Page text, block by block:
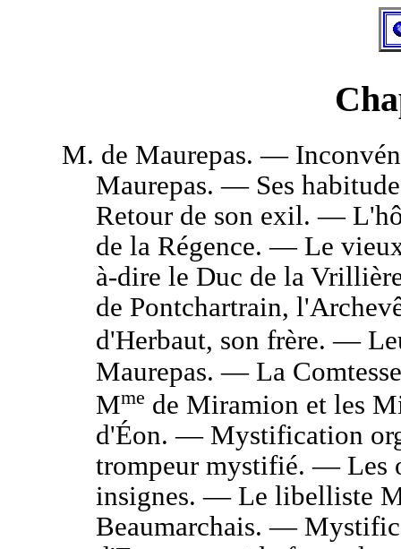
M. de Maurepas. —
Maurepas. — Ses
Retour de son exil. —
de la Régence. — Le
à-dire le Duc de la
de Pontchartrain,
d'Herbaut, son frère. —
Maurepas. — La
Mme de Miramion et les
d'Éon. — Mystification
trompeur mystifié. — Les
insignes. — Le libelliste
Beaumarchais. —